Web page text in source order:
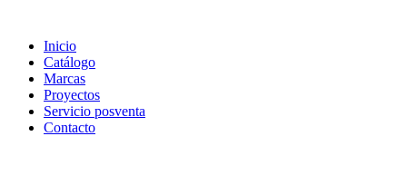
contenido
Inicio
Catálogo
Marcas
Proyectos
Servicio posventa
Contacto